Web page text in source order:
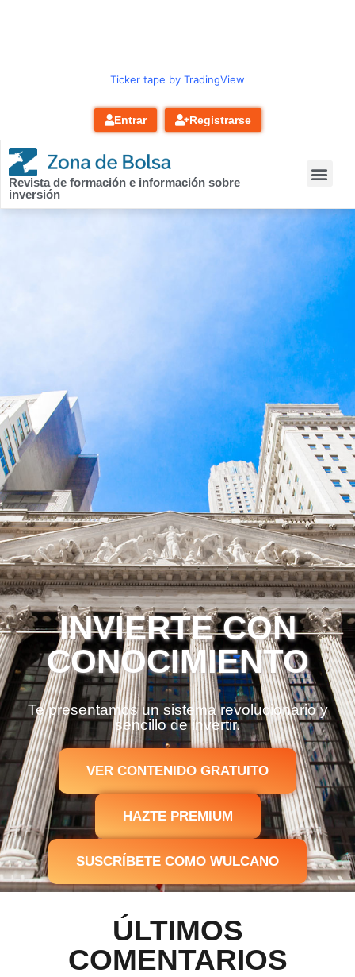
Ticker tape by TradingView
Entrar Registrarse
Revista de formación e información sobre
inversión
INVIERTE CON
CONOCIMIENTO
Te presentamos un sistema revolucionario y
sencillo de invertir.
VER CONTENIDO GRATUITO
HAZTE PREMIUM
SUSCRÍBETE COMO WULCANO
ÚLTIMOS
COMENTARIOS